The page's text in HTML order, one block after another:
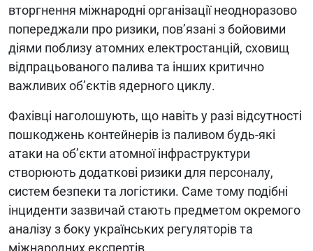
вторгнення міжнародні організації неодноразово
попереджали про ризики, пов’язані з бойовими
діями поблизу атомних електростанцій, сховищ
відпрацьованого палива та інших критично
важливих об’єктів ядерного циклу.
Фахівці наголошують, що навіть у разі відсутності
пошкоджень контейнерів із паливом будь-які
атаки на об’єкти атомної інфраструктури
створюють додаткові ризики для персоналу,
систем безпеки та логістики. Саме тому подібні
інциденти зазвичай стають предметом окремого
аналізу з боку українських регуляторів та
міжнародних експертів.